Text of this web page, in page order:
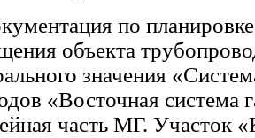
по
объекта
значения
«Восточная система
часть МГ.